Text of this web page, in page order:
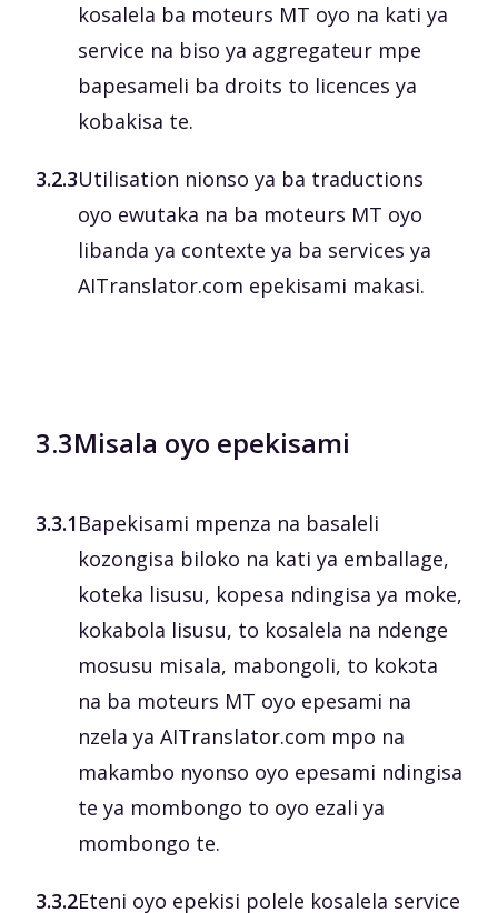
kosalela ba moteurs MT oyo na kati ya
service na biso ya aggregateur mpe
bapesameli ba droits to licences ya
kobakisa te.
3.2.3Utilisation nionso ya ba traductions
oyo ewutaka na ba moteurs MT oyo
libanda ya contexte ya ba services ya
AITranslator.com epekisami makasi.
3.3Misala oyo epekisami
3.3.1Bapekisami mpenza na basaleli
kozongisa biloko na kati ya emballage,
koteka lisusu, kopesa ndingisa ya moke,
kokabola lisusu, to kosalela na ndenge
mosusu misala, mabongoli, to kokɔta
na ba moteurs MT oyo epesami na
nzela ya AITranslator.com mpo na
makambo nyonso oyo epesami ndingisa
te ya mombongo to oyo ezali ya
mombongo te.
3.3.2Eteni oyo epekisi polele kosalela service